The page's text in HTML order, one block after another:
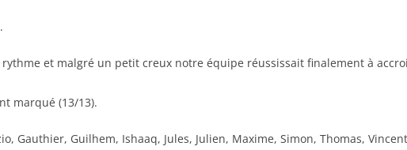
et malgré un petit creux notre équipe réussissait finalement à
marqué (13/13).
Gauthier, Guilhem, Ishaaq, Jules, Julien, Maxime, Simon, Thomas,